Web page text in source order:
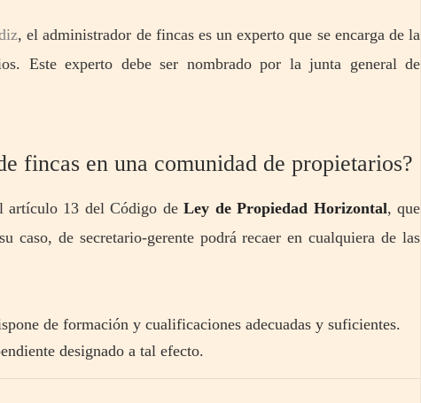
, el administrador de fincas es un experto que se encarga de la
Este experto debe ser nombrado por la junta general de
fincas en una comunidad de propietarios?
artículo 13 del Código deLey de Propiedad Horizontal, que
caso, de secretario-gerente podrá recaer en cualquiera de las
de formación y cualificaciones adecuadas y suficientes.
designado a tal efecto.